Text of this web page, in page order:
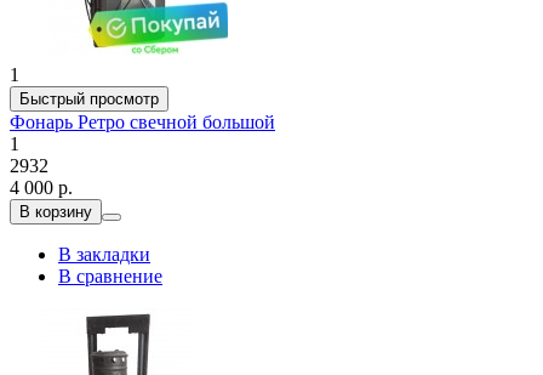
1
Быстрый просмотр
Фонарь Ретро свечной большой
1
2932
4 000 р.
В корзину
В закладки
В сравнение